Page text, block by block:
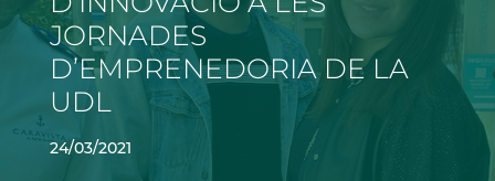
JORNADES
D’EMPRENEDORIA DE LA
UDL
24/03/2021